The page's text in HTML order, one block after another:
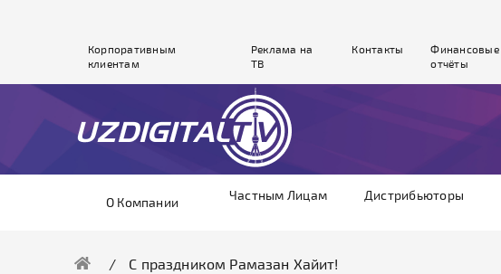
Корпоративным
клиентам
Реклама на
ТВ
Контакты
Финансовые
отчёты
О Компании Частным Лицам Дистрибьюторы
С праздником Рамазан Хайит!